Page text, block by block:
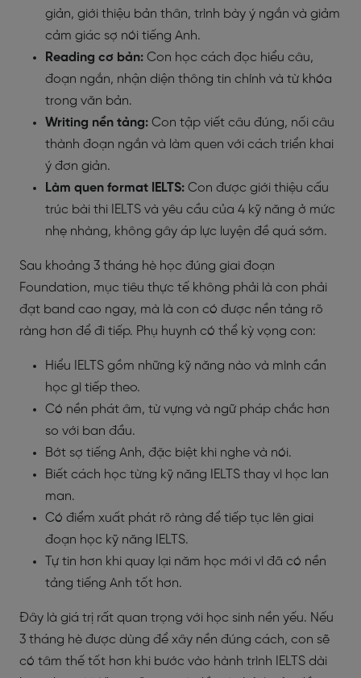
giản, giới thiệu bản thân, trình bày ý ngắn và giảm
cảm giác sợ nói tiếng Anh.
Reading cơ bản: Con học cách đọc hiểu câu,
đoạn ngắn, nhận diện thông tin chính và từ khóa
trong văn bản.
Writing nền tảng: Con tập viết câu đúng, nối câu
thành đoạn ngắn và làm quen với cách triển khai
ý đơn giản.
Làm quen format IELTS: Con được giới thiệu cấu
trúc bài thi IELTS và yêu cầu của 4 kỹ năng ở mức
nhẹ nhàng, không gây áp lực luyện đề quá sớm.
Sau khoảng 3 tháng hè học đúng giai đoạn
Foundation, mục tiêu thực tế không phải là con phải
đạt band cao ngay, mà là con có được nền tảng rõ
ràng hơn để đi tiếp. Phụ huynh có thể kỳ vọng con:
Hiểu IELTS gồm những kỹ năng nào và mình cần
học gì tiếp theo.
Có nền phát âm, từ vựng và ngữ pháp chắc hơn
so với ban đầu.
Bớt sợ tiếng Anh, đặc biệt khi nghe và nói.
Biết cách học từng kỹ năng IELTS thay vì học lan
man.
Có điểm xuất phát rõ ràng để tiếp tục lên giai
đoạn học kỹ năng IELTS.
Tự tin hơn khi quay lại năm học mới vì đã có nền
tảng tiếng Anh tốt hơn.
Đây là giá trị rất quan trọng với học sinh nền yếu. Nếu
3 tháng hè được dùng để xây nền đúng cách, con sẽ
có tâm thế tốt hơn khi bước vào hành trình IELTS dài